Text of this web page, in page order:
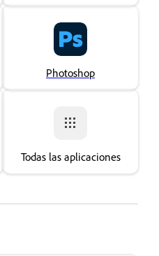
Photoshop
Todas las aplicaciones